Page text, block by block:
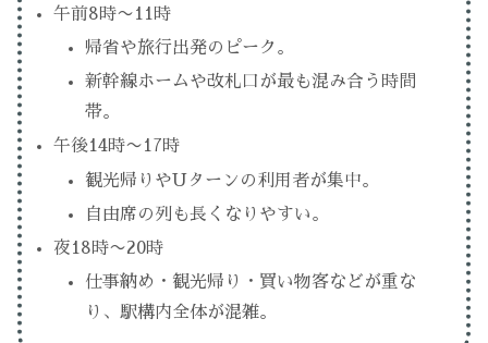
午前8時〜11時
帰省や旅行出発のピーク。
新幹線ホームや改札口が最も混み合う時間
帯。
午後14時〜17時
観光帰りやUターンの利用者が集中。
自由席の列も長くなりやすい。
夜18時〜20時
仕事納め・観光帰り・買い物客などが重な
り、駅構内全体が混雑。